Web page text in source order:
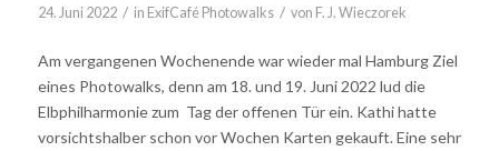
24. Juni 2022 / in ExifCafé Photowalks / von F. J. Wieczorek
Am vergangenen Wochenende war wieder mal Hamburg Ziel
eines Photowalks, denn am 18. und 19. Juni 2022 lud die
Elbphilharmonie zum Tag der offenen Tür ein. Kathi hatte
vorsichtshalber schon vor Wochen Karten gekauft. Eine sehr